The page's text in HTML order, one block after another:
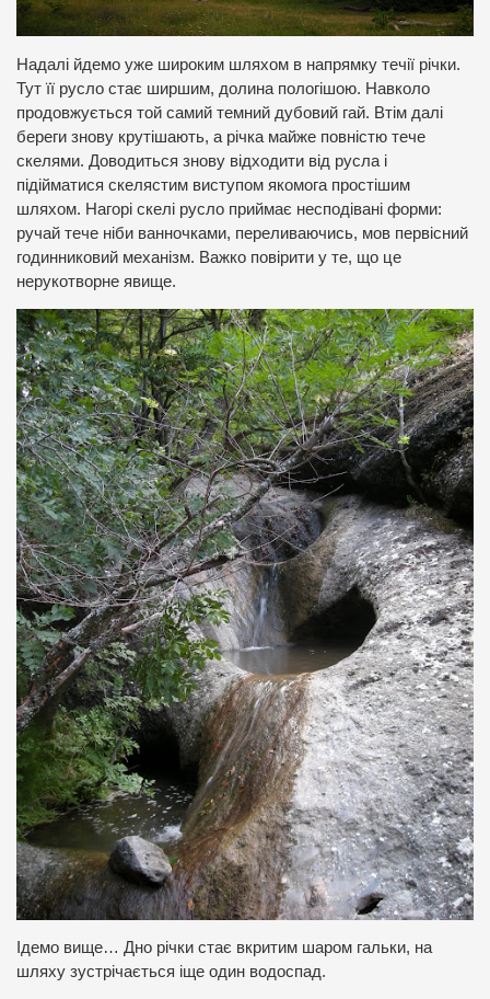
Надалі йдемо уже широким шляхом в напрямку течії річки.
Тут її русло стає ширшим, долина пологішою. Навколо
продовжується той самий темний дубовий гай. Втім далі
береги знову крутішають, а річка майже повністю тече
скелями. Доводиться знову відходити від русла і
підійматися скелястим виступом якомога простішим
шляхом. Нагорі скелі русло приймає несподівані форми:
ручай тече ніби ванночками, переливаючись, мов первісний
годинниковий механізм. Важко повірити у те, що це
нерукотворне явище.
Ідемо вище… Дно річки стає вкритим шаром гальки, на
шляху зустрічається іще один водоспад.